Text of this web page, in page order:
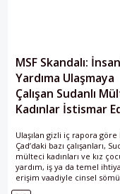
MSF Skandalı:
Yardıma Ulaşmaya
Çalışan Sudanlı
Kadınlar İstismar
Ulaşılan gizli iç rapora göre
Çad’daki bazı çalışanları,
mülteci kadınları ve kız
yardım, iş ya da temel
erişim vaadiyle cinsel
maruz bıraktı. MSF, 59